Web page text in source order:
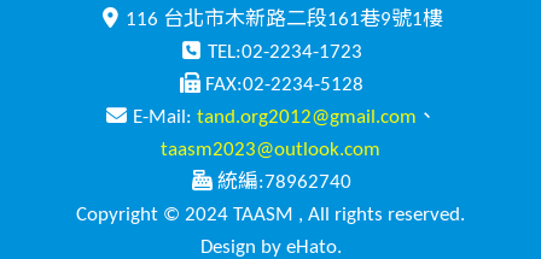
116 台北市木新路二段161巷9號1樓
TEL:02-2234-1723
FAX:02-2234-5128
E-Mail: tand.org2012@gmail.com 、
taasm2023@outlook.com
統編:78962740
Copyright © 2024 TAASM , All rights reserved.
Design by eHato.